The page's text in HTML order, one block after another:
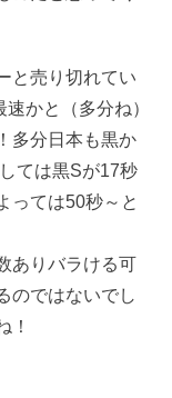
と売り切れてい
かと（多分ね）
多分日本も黒か
ては黒Sが17秒
っては50秒～と
ありバラける可
のではないでし
！